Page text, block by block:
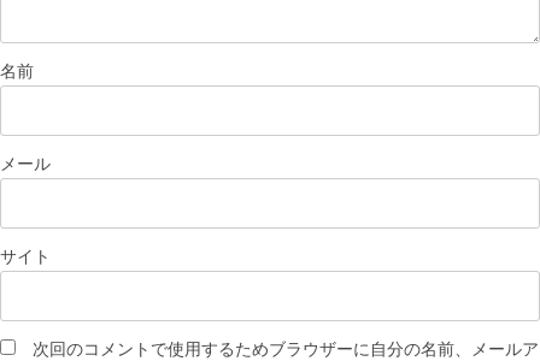
名前
メール
サイト
次回のコメントで使用するためブラウザーに自分の名前、メールア